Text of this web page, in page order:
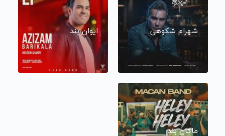
شهرام شکوهی ایوان بند
ماکان بند